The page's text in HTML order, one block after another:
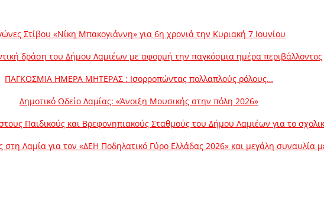
Στίβου «Νίκη Μπακογιάννη» για 6η χρονιά την Κυριακή 7 Ιουνίου
δράση του Δήμου Λαμιέων με αφορμή την παγκόσμια ημέρα περιβάλλοντος
ΠΑΓΚΟΣΜΙΑ ΗΜΕΡΑ ΜΗΤΕΡΑΣ : Ισορροπώντας πολλαπλούς ρόλους…
Δημοτικό Ωδείο Λαμίας: «Άνοιξη Μουσικής στην πόλη 2026»
Παιδικούς και Βρεφονηπιακούς Σταθμούς του Δήμου Λαμιέων για το
στη Λαμία για τον «ΔΕΗ Ποδηλατικό Γύρο Ελλάδας 2026» και μεγάλη συναυλία